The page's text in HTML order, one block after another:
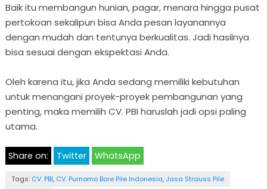
Baik itu membangun hunian, pagar, menara hingga pusat
pertokoan sekalipun bisa Anda pesan layanannya
dengan mudah dan tentunya berkualitas. Jadi hasilnya
bisa sesuai dengan ekspektasi Anda.
Oleh karena itu, jika Anda sedang memiliki kebutuhan
untuk menangani proyek-proyek pembangunan yang
penting, maka memilih CV. PBI haruslah jadi opsi paling
utama.
Share on: Twitter WhatsApp
Tags: CV. PBI, CV. Purnomo Bore Pile Indonesia, Jasa Strauss Pile